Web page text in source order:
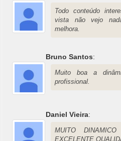
Todo conteúdo
vista não vejo
melhora.
Bruno Santos:
Muito boa a
profissional.
Daniel Vieira:
MUITO
EXCELENTE